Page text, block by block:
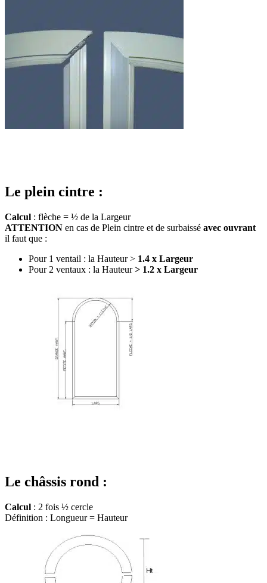
Le plein cintre :
Calcul : flèche = ½ de la Largeur
ATTENTION en cas de Plein cintre et de surbaissé avec ouvrant
il faut que :
Pour 1 ventail : la Hauteur > 1.4 x Largeur
Pour 2 ventaux : la Hauteur> 1.2 x Largeur
Le châssis rond :
Calcul : 2 fois ½ cercle
Définition : Longueur = Hauteur